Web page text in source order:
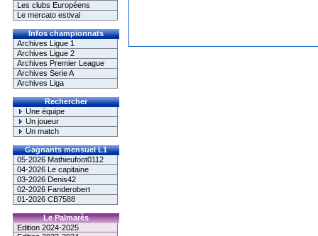
Les clubs Européens
Le mercato estival
Infos championnats
Archives Ligue 1
Archives Ligue 2
Archives Premier League
Archives Serie A
Archives Liga
Rechercher
Une équipe
Un joueur
Un match
Gagnants mensuel L1
05-2026 Mathieufoot0112
04-2026 Le capitaine
03-2026 Denis42
02-2026 Fanderobert
01-2026 CB7588
Le Palmarès
Edition 2024-2025